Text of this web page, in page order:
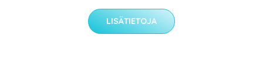
LISÄTIETOJA